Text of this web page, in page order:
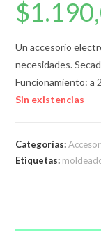
$
Un accesorio
necesidades.
Funcionamiento: a
Sin existencias
Categorías:
Etiquetas: